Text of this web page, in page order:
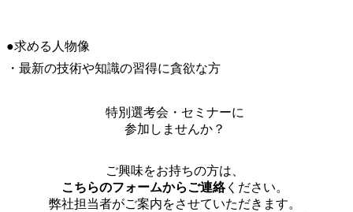
●求める人物像
・最新の技術や知識の習得に貪欲な方
特別選考会・セミナーに
参加しませんか？
ご興味をお持ちの方は、
こちらのフォームからご連絡ください。
弊社担当者がご案内をさせていただきます。